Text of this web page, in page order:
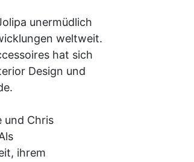
unermüdlich
weltweit.
hat sich
Design und
und Chris
ihrem